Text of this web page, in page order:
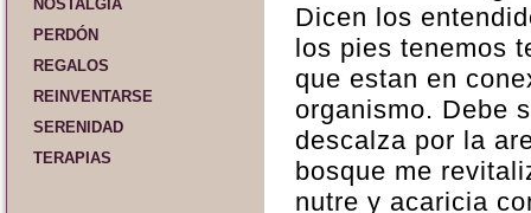
NOSTALGIA
PERDÓN
REGALOS
REINVENTARSE
SERENIDAD
TERAPIAS
Dicen los
los pies tenemos
que estan en
organismo. Debe
descalza por la
bosque me
nutre y acaricia